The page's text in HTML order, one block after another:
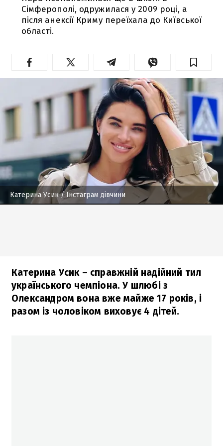
Сімферополі, одружилася у 2009 році, а
після анексії Криму переїхала до Київської
області.
Катерина Усик/ Інстаграм дівчини
Катерина Усик – справжній надійний тил
українського чемпіона. У шлюбі з
Олександром вона вже майже 17 років, і
разом із чоловіком виховує 4 дітей.